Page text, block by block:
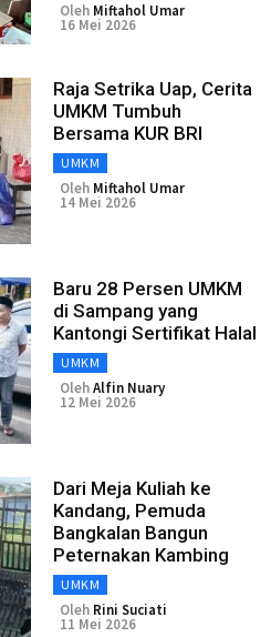
Oleh Miftahol Umar
16 Mei 2026
Raja Setrika Uap, Cerita
UMKM Tumbuh
Bersama KUR BRI
UMKM
Oleh Miftahol Umar
14 Mei 2026
Baru 28 Persen UMKM
di Sampang yang
Kantongi Sertifikat Halal
UMKM
OlehAlfin Nuary
12 Mei 2026
Dari Meja Kuliah ke
Kandang, Pemuda
Bangkalan Bangun
Peternakan Kambing
UMKM
Oleh Rini Suciati
11 Mei 2026